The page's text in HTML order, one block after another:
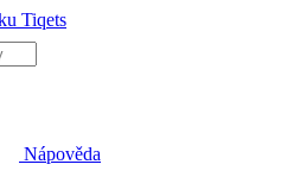
Nápověda